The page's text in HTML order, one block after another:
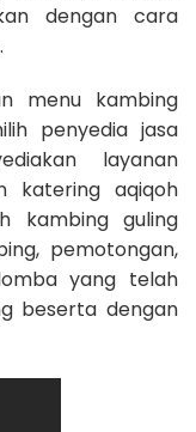
dengan cara
menu kambing
penyedia jasa
layanan
katering aqiqoh
kambing guling
pemotongan,
yang telah
beserta dengan